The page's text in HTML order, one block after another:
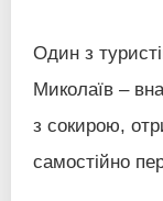
Один з
Миколаїв –
з сокирою,
самостійно